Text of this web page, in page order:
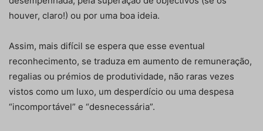
houver, claro!) ou por uma boa ideia.
Assim, mais difícil se espera que esse eventual
reconhecimento, se traduza em aumento de remuneração,
regalias ou prémios de produtividade, não raras vezes
vistos como um luxo, um desperdício ou uma despesa
“incomportável” e “desnecessária”.